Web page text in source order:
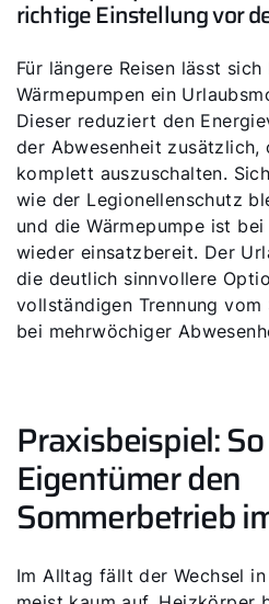
richtige Einstellung vor
Für längere Reisen lässt
Wärmepumpen ein
Dieser reduziert den
der Abwesenheit zusätzlich,
komplett auszuschalten.
wie der Legionellenschutz
und die Wärmepumpe ist
wieder einsatzbereit. Der
die deutlich sinnvollere
vollständigen Trennung
bei mehrwöchiger
Praxisbeispiel:
Eigentümer den
Sommerbetrieb
Im Alltag fällt der Wechsel